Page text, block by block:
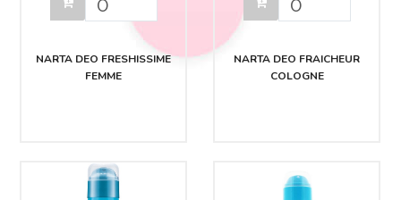
NARTA DEO FRESHISSIME
FEMME
NARTA DEO FRAICHEUR
COLOGNE